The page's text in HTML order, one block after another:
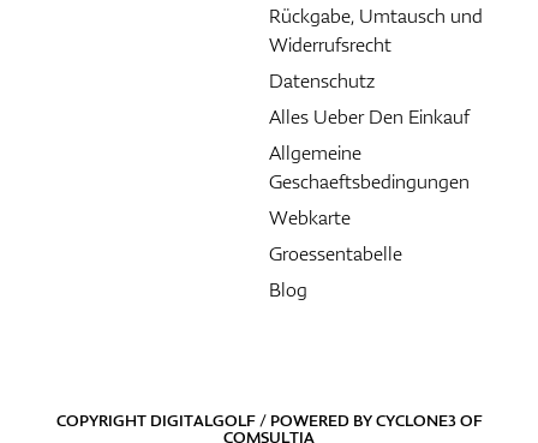
Rückgabe, Umtausch und
Widerrufsrecht
Datenschutz
Alles Ueber Den Einkauf
Allgemeine
Geschaeftsbedingungen
Webkarte
Groessentabelle
Blog
COPYRIGHT DIGITALGOLF / POWERED BYCYCLONE3OF
COMSULTIA